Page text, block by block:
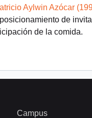
Aylwin Azócar
de
de la comida.
Campus